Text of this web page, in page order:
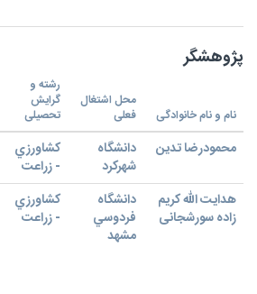
پژوهشگر
نام و نام خانوادگی
محل اشتغال
فعلی
رشته و
گرایش
تحصیلی
محمودرضا تدين
دانشگاه
شهركرد
كشاورزي
- زراعت
هدایت الله کریم
زاده سورشجانی
دانشگاه
فردوسي
مشهد
كشاورزي
- زراعت